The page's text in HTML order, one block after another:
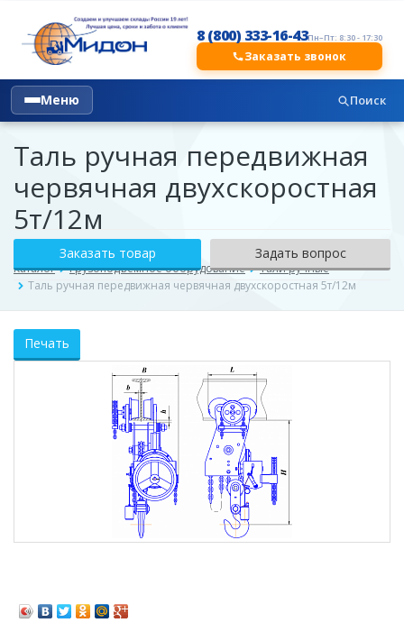
8 (800) 333-16-43Пн–Пт: 8:30 - 17:30
Заказать звонок
Меню Поиск
Таль ручная передвижная
червячная двухскоростная
5т/12м
Каталог Грузоподъёмное оборудование
Тали ручные
Таль ручная передвижная червячная двухскоростная 5т/12м
Заказать товар Задать вопрос
Печать